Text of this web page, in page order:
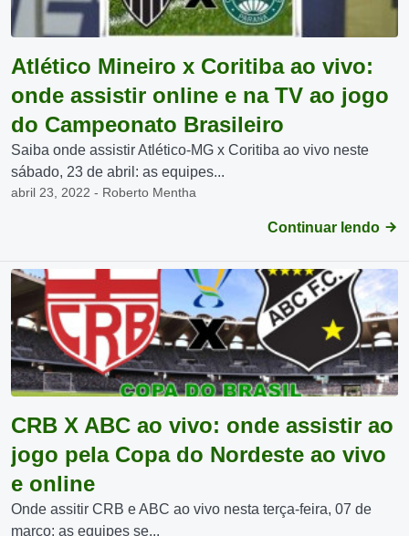
Atlético Mineiro x Coritiba ao vivo:
onde assistir online e na TV ao jogo
do Campeonato Brasileiro
Saiba onde assistir Atlético-MG x Coritiba ao vivo neste
sábado, 23 de abril: as equipes...
abril 23, 2022 - Roberto Mentha
Continuar lendo
CRB X ABC ao vivo: onde assistir ao
jogo pela Copa do Nordeste ao vivo
e online
Onde assitir CRB e ABC ao vivo nesta terça-feira, 07 de
março: as equipes se...